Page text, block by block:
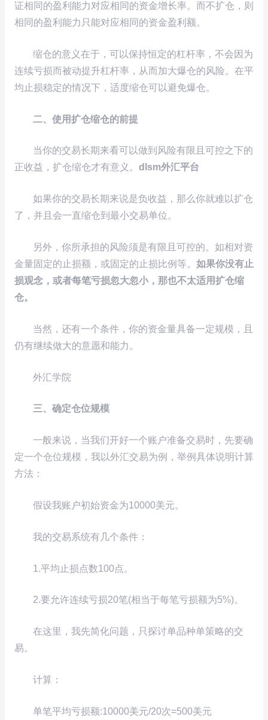
证相同的盈利能力对应相同的资金增长率。而不扩仓，则
相同的盈利能力只能对应相同的资金盈利额。
缩仓的意义在于，可以保持恒定的杠杆率，不会因为
连续亏损而被动提升杠杆率，从而加大爆仓的风险。在平
均止损稳定的情况下，适度缩仓可以避免爆仓。
二、使用扩仓缩仓的前提
当你的交易长期来看可以做到风险有限且可控之下的
正收益，扩仓缩仓才有意义。 dlsm外汇平台
如果你的交易长期来说是负收益，那么你就难以扩仓
了，并且会一直缩仓到最小交易单位。
另外，你所承担的风险须是有限且可控的。如相对资
金量固定的止损额，或固定的止损比例等。 如果你没有止
损观念，或者每笔亏损忽大忽小，那也不太适用扩仓缩
仓。
当然，还有一个条件，你的资金量具备一定规模，且
仍有继续做大的意愿和能力。
外汇学院
三、确定仓位规模
一般来说，当我们开好一个账户准备交易时，先要确
定一个仓位规模，我以外汇交易为例，举例具体说明计算
方法：
假设我账户初始资金为10000美元。
我的交易系统有几个条件：
1.平均止损点数100点。
2.要允许连续亏损20笔(相当于每笔亏损额为5%)。
在这里，我先简化问题，只探讨单品种单策略的交
易。
计算：
单笔平均亏损额:10000美元/20次=500美元